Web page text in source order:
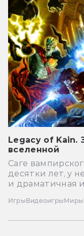
Legacy of Kain.
вселенной
Саге
десятки лет, у
и драматичная
ИгрыВидеоигрыМиры